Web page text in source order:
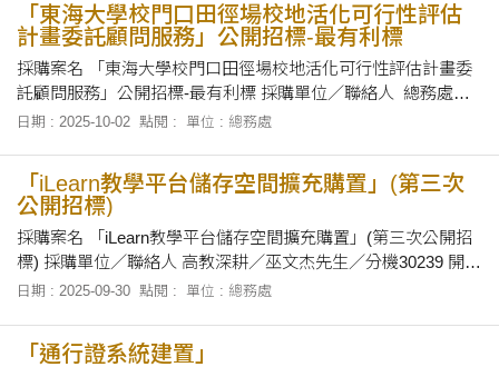
務處採
「東海大學校門口田徑場校地活化可行性評估
計畫委託顧問服務」公開招標-最有利標
採購案名 「東海大學校門口田徑場校地活化可行性評估計畫委
託顧問服務」公開招標-最有利標 採購單位／聯絡人 總務處採
資組／蕭雅菁小姐／電話:25502 開標日期及地點 民國114年10
日期 : 2025-10-02 點閱 : 單位 : 總務處
「iLearn教學平台儲存空間擴充購置」(第三次
公開招標)
採購案名 「iLearn教學平台儲存空間擴充購置」(第三次公開招
標) 採購單位／聯絡人 高教深耕／巫文杰先生／分機30239 開標
日期及地點 114年10月9日下午2時正，在本校總務處會議室當
日期 : 2025-09-30 點閱 : 單位 : 總務處
「通行證系統建置」